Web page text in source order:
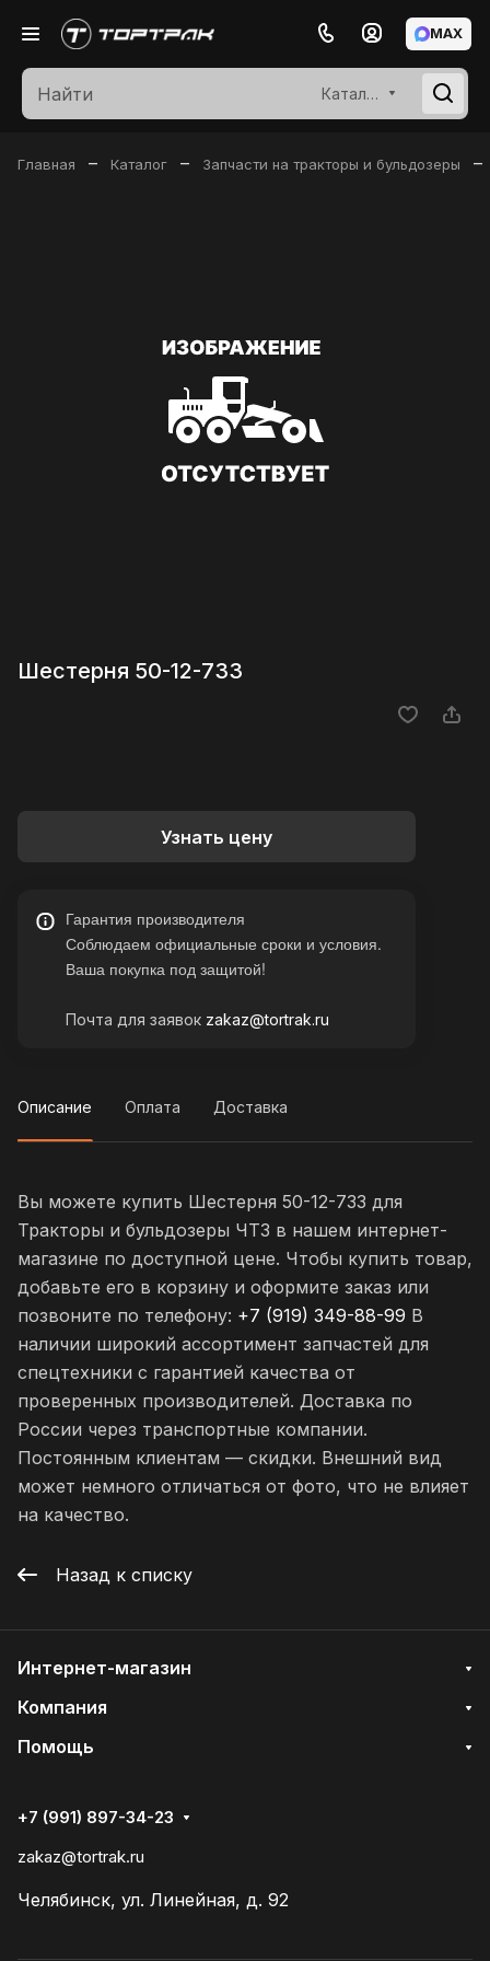
Каталог
MAX
Главная – Каталог – Запчасти на тракторы и бульдозеры –
Шестерня 50-12-733
Узнать цену
Гарантия производителя
Соблюдаем официальные сроки и условия.
Ваша покупка под защитой!
Почта для заявок zakaz@tortrak.ru
Описание Оплата Доставка
Вы можете купить Шестерня 50-12-733 для
Тракторы и бульдозеры ЧТЗ в нашем интернет-
магазине по доступной цене. Чтобы купить товар,
добавьте его в корзину и оформите заказ или
позвоните по телефону: +7 (919) 349-88-99 В
наличии широкий ассортимент запчастей для
спецтехники с гарантией качества от
проверенных производителей. Доставка по
России через транспортные компании.
Постоянным клиентам — скидки. Внешний вид
может немного отличаться от фото, что не влияет
на качество.
Назад к списку
Интернет-магазин
Компания
Помощь
+7 (991) 897-34-23
zakaz@tortrak.ru
Челябинск, ул. Линейная, д. 92